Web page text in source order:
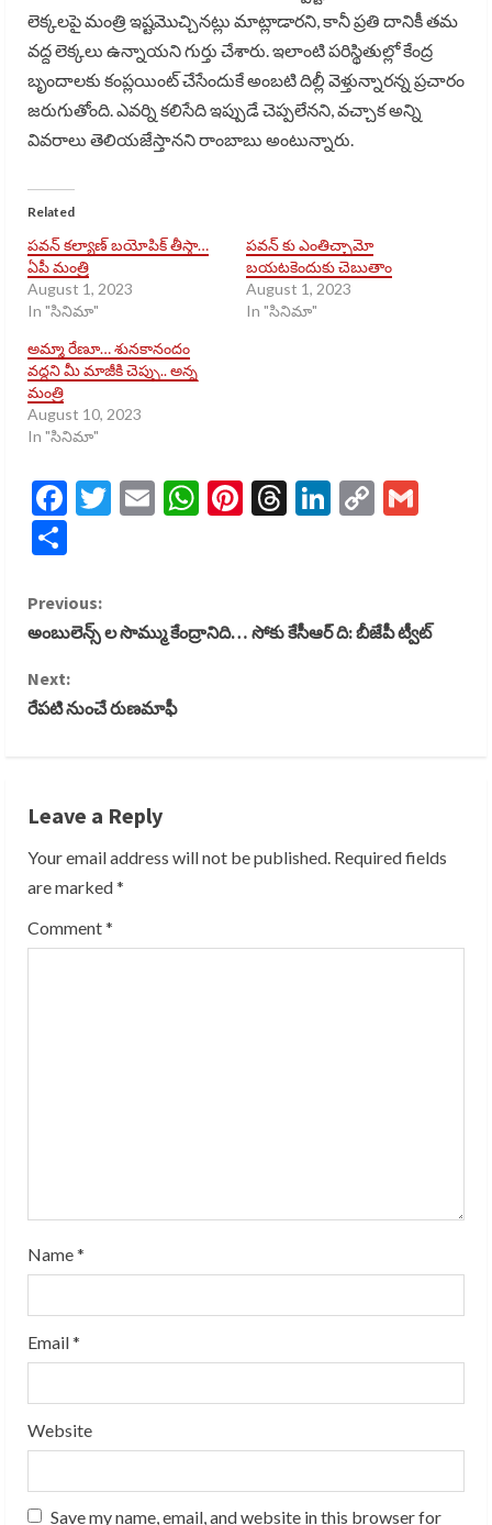
లెక్కలపై మంత్రి ఇష్టమొచ్చినట్లు మాట్లాడారని, కానీ ప్రతి దానికీ తమ
వద్ద లెక్కలు ఉన్నాయని గుర్తు చేశారు. ఇలాంటి పరిస్థితుల్లో కేంద్ర
బృందాలకు కంప్లయింట్ చేసేందుకే అంబటి దిల్లీ వెళ్తున్నారన్న ప్రచారం
జరుగుతోంది. ఎవర్ని కలిసేది ఇప్పుడే చెప్పలేనని, వచ్చాక అన్ని
వివరాలు తెలియజేస్తానని రాంబాబు అంటున్నారు.
Related
పవన్ కల్యాణ్ బయోపిక్ తీస్తా…
ఏపీ మంత్రి
August 1, 2023
In "సినిమా"
పవన్ కు ఎంతిచ్చామో
బయటకెందుకు చెబుతాం
August 1, 2023
In "సినిమా"
అమ్మా రేణూ… శునకానందం
వద్దని మీ మాజీకి చెప్పు.. అన్న
మంత్రి
August 10, 2023
In "సినిమా"
Facebook
Twitter
EmailWhatsApp
Pinterest
Threads
LinkedIn
Copy
C
n
n
u
e
n
g
Previous:
అంబులెన్స్ ల సొమ్ము కేంద్రానిది… సోకు కేసీఆర్ ది: బీజేపీ ట్వీట్
Next:
రేపటి నుంచే రుణమాఫీ
Leave a Reply
Your email address will not be published. Required fields
are marked*
Comment*
Name*
Email*
Website
Save my name, email, and website in this browser for